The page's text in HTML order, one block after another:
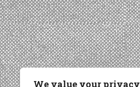
We value your privacy